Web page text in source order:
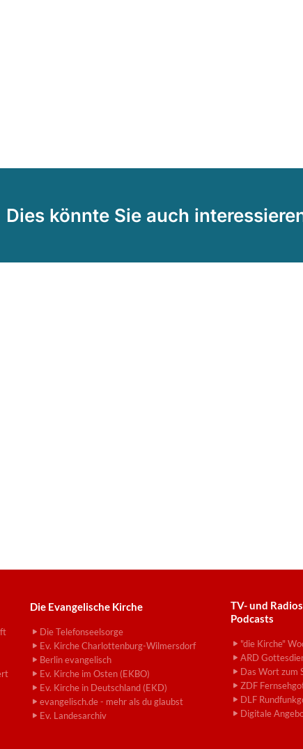
Dies könnte Sie auch
Die Evangelische Kirche
Die Telefonseelsorge
Ev. Kirche Charlottenburg-Wilmersdorf
Berlin evangelisch
Ev. Kirche im Osten (EKBO)
Ev. Kirche in Deutschland (EKD)
evangelisch.de - mehr als du glaubst
Ev. Landesarchiv
TV- und
Podcasts
"die Kirche"
ARD
Das Wort zum
ZDF
DLF
Digitale